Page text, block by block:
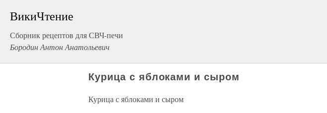
ВикиЧтение
Сборник рецептов для СВЧ-печи
Бородин Антон Анатольевич
Курица с яблоками и сыром
Курица с яблоками и сыром